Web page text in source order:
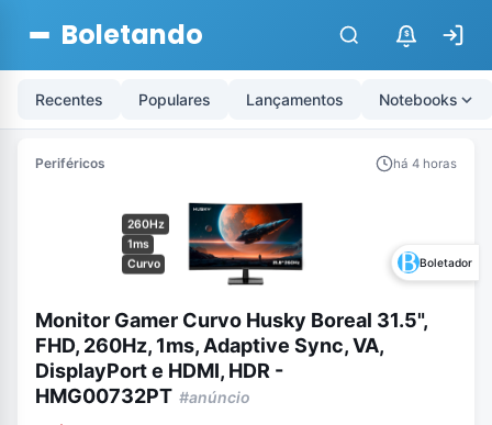
Boletando $
Recentes Populares Lançamentos Notebooks
Periféricos há 4 horas
260Hz
1ms
Curvo
Boletador
Monitor Gamer Curvo Husky Boreal 31.5",
FHD, 260Hz, 1ms, Adaptive Sync, VA,
DisplayPort e HDMI, HDR -
HMG00732PT #anúncio